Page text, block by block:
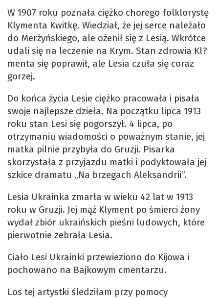
W 1907 roku poznała ciężko chorego folklorystę
Klymenta Kwitkę. Wiedział, że jej serce należało
do Merżyńskiego, ale ożenił się z Lesią. Wkrótce
udali się na leczenie na Krym. Stan zdrowia Kl?
menta się poprawił, ale Lesia czuła się coraz
gorzej.
Do końca życia Lesie ciężko pracowała i pisała
swoje najlepsze dzieła. Na początku lipca 1913
roku stan Lesi się pogorszył. 4 lipca, po
otrzymaniu wiadomości o poważnym stanie, jej
matka pilnie przybyła do Gruzji. Pisarka
skorzystała z przyjazdu matki i podyktowała jej
szkice dramatu „Na brzegach Aleksandrii”.
Lesia Ukrainka zmarła w wieku 42 lat w 1913
roku w Gruzji. Jej mąż Klyment po śmierci żony
wydał zbiór ukraińskich pieśni ludowych, które
pierwotnie zebrała Lesia.
Ciało Lesi Ukrainki przewieziono do Kijowa i
pochowano na Bajkowym cmentarzu.
Los tej artystki śledziłam przy pomocy